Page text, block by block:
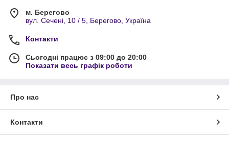
м. Берегово
вул. Сечені, 10 / 5, Берегово, Україна
Контакти
Сьогодні працює з 09:00 до 20:00
Показати весь графік роботи
Про нас
Контакти